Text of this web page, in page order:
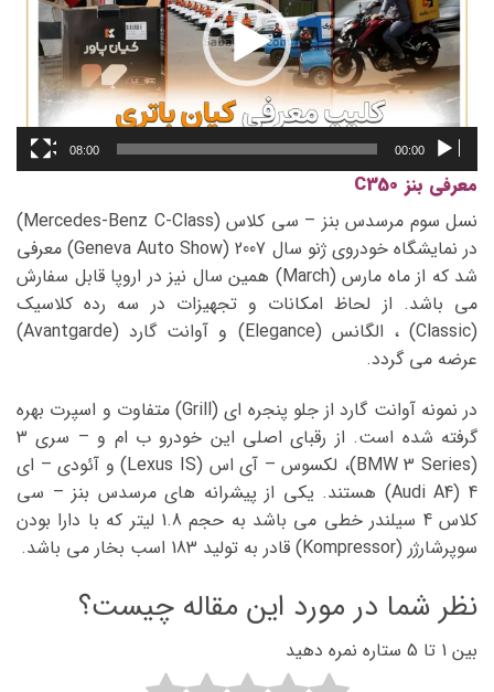
00:00
08:00
معرفی بنز C350
نسل سوم مرسدس بنز – سی کلاس (Mercedes-Benz C-Class)
در نمایشگاه خودروی ژنو سال 2007 (Geneva Auto Show) معرفی
شد که از ماه مارس (March) همین سال نیز در اروپا قابل سفارش
می باشد. از لحاظ امکانات و تجهیزات در سه رده کلاسیک
(Classic) ، الگانس (Elegance) و آوانت گارد (Avantgarde)
عرضه می گردد.
در نمونه آوانت گارد از جلو پنجره ای (Grill) متفاوت و اسپرت بهره
گرفته شده است. از رقبای اصلی این خودرو ب ام و – سری 3
(BMW 3 Series)، لکسوس – آی اس (Lexus IS) و آئودی – ای
4 (Audi A4) هستند. یکی از پیشرانه های مرسدس بنز – سی
کلاس 4 سیلندر خطی می باشد به حجم 1.8 لیتر که با دارا بودن
سوپرشارژر (Kompressor) قادر به تولید 183 اسب بخار می باشد.
نظر شما در مورد این مقاله چیست؟
بین 1 تا 5 ستاره نمره دهید